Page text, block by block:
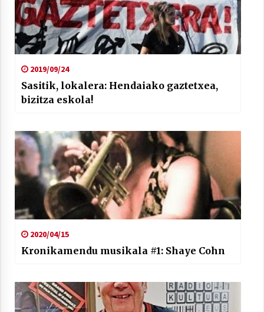
2019/09/24
Sasitik, lokalera: Hendaiako gaztetxea,
bizitza eskola!
2020/04/15
Kronikamendu musikala #1: Shaye Cohn